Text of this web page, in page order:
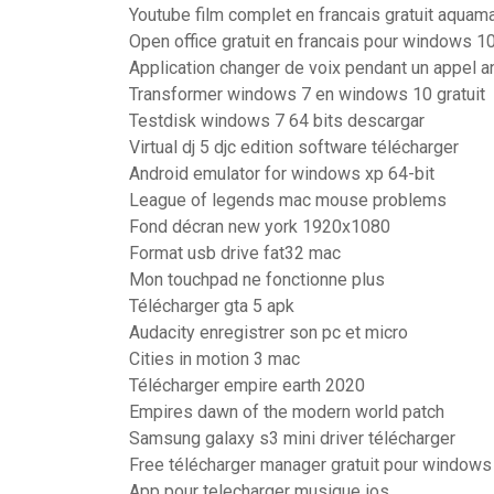
Youtube film complet en francais gratuit
Open office gratuit en francais pour windows 10
Application changer de voix pendant un appel
Transformer windows 7 en windows 10 gratuit
Testdisk windows 7 64 bits descargar
Virtual dj 5 djc edition software télécharger
Android emulator for windows xp 64-bit
League of legends mac mouse problems
Fond décran new york 1920x1080
Format usb drive fat32 mac
Mon touchpad ne fonctionne plus
Télécharger gta 5 apk
Audacity enregistrer son pc et micro
Cities in motion 3 mac
Télécharger empire earth 2020
Empires dawn of the modern world patch
Samsung galaxy s3 mini driver télécharger
Free télécharger manager gratuit pour